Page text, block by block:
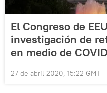
El Congreso de
investigación de
en medio de
27 de abril 2020, 15:22 GMT